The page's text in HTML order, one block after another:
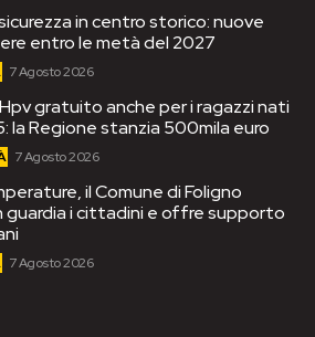
in centro storico: nuove
entro le metà del 2027
7 Agosto 2026
gratuito anche per i ragazzi nati
la Regione stanzia 500mila euro
7 Agosto 2026
il Comune di Foligno
i cittadini e offre supporto
7 Agosto 2026